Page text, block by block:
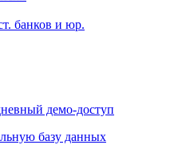
банков и юр.
демо-доступ
базу данных